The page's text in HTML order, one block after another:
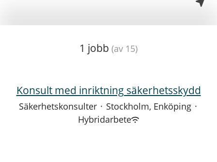
1 jobb (av 15)
Konsult med inriktning säkerhetsskydd
Säkerhetskonsulter · Stockholm, Enköping ·
Hybridarbete